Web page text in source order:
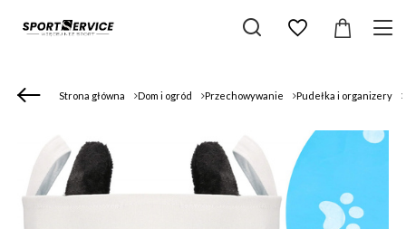
Strona główna Dom i ogród Przechowywanie Pudełka i organizery